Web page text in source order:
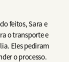
feitos, Sara e
o transporte e
Eles pediram
o processo.